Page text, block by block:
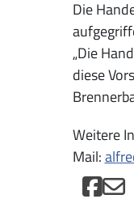
Die
„Die
diese
Weitere
Mail: